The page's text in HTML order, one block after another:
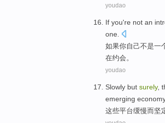
youdao
If you're not an
one
如果你自己不是一
在约会。
youdao
Slowly but surely,
emerging economy
这些平台缓慢而坚